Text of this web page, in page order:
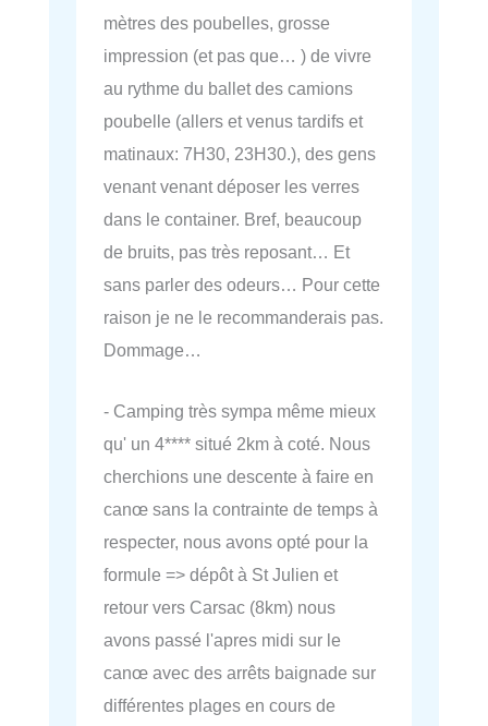
mètres des poubelles, grosse
impression (et pas que… ) de vivre
au rythme du ballet des camions
poubelle (allers et venus tardifs et
matinaux: 7H30, 23H30.), des gens
venant venant déposer les verres
dans le container. Bref, beaucoup
de bruits, pas très reposant… Et
sans parler des odeurs… Pour cette
raison je ne le recommanderais pas.
Dommage…
- Camping très sympa même mieux
qu' un 4**** situé 2km à coté. Nous
cherchions une descente à faire en
canœ sans la contrainte de temps à
respecter, nous avons opté pour la
formule => dépôt à St Julien et
retour vers Carsac (8km) nous
avons passé l'apres midi sur le
canœ avec des arrêts baignade sur
différentes plages en cours de